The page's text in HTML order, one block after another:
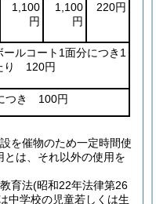
1,100
円
1,100
円
220円
ールコート1面分につき1
り 120円
つき 100円
を催物のため一定時間使
とは、それ以外の使用を
育法(昭和22年法律第26
中学校の児童若しくは生